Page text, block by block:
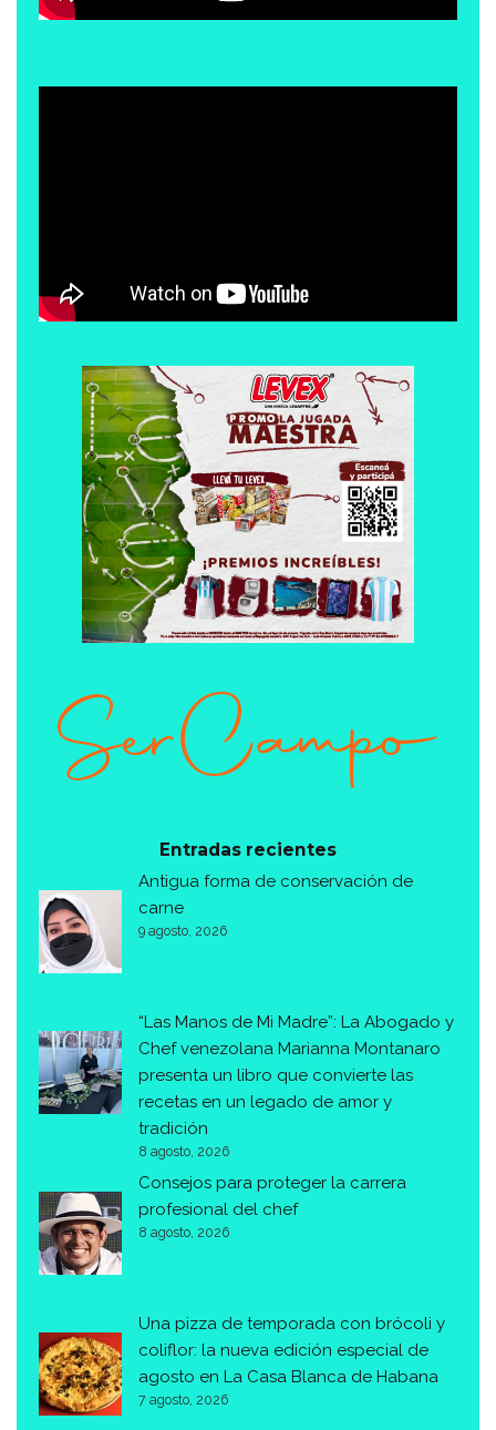
Entradas recientes
Antigua forma de conservación de
carne
9 agosto, 2026
“Las Manos de Mi Madre”: La Abogado y
Chef venezolana Marianna Montanaro
presenta un libro que convierte las
recetas en un legado de amor y
tradición
8 agosto, 2026
Consejos para proteger la carrera
profesional del chef
8 agosto, 2026
Una pizza de temporada con brócoli y
coliflor: la nueva edición especial de
agosto en La Casa Blanca de Habana
7 agosto, 2026